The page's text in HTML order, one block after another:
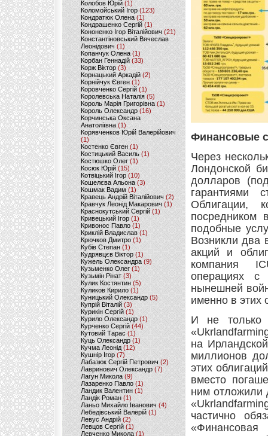
Колобов Юрій (1)
Коломойський Ігор (123)
Кондратюк Олена(1)
Кондрашенко Сергій (1)
Кононенко Ігор Віталійович (21)
Константіновський Вячеслав
Леонідович (1)
Копанчук Олена (1)
Корбан Геннадій (33)
Корж Віктор (3)
Корнацький Аркадій (2)
Корнійчук Євген (1)
Коровченко Сергій (1)
Королевська Наталія(5)
Король Марія Григорівна (1)
Король Олександр (16)
Корчинська Оксана
Анатоліївна (1)
Корявченков Юрій Валерійович
(1)
Костенко Євген (1)
Костицький Василь (1)
Костюшко Олег (1)
Косюк Юрій (15)
Котвіцький Ігор (10)
Кошелєва Альона(3)
Кошмак Вадим (1)
Кравець Андрій Віталійович (2)
Кравчук Леонід Макарович (1)
Краснокутський Сергій (1)
Кривецький Ігор (1)
Кривонос Павло (1)
Криклій Владислав (1)
Крючков Дмитро(1)
Кубів Степан(1)
Кудрявцєв Віктор (1)
Кужель Олександра (9)
Кузьменко Олег (1)
Кузьмін Рінат(3)
Кулик Костянтин(5)
Куликов Кирило (1)
Куницький Олександр (5)
Купрій Віталій (3)
Курикін Сергій(1)
Курило Олександр (1)
Курченко Сергій (44)
Кутовий Тарас (1)
Куць Олександр (1)
Кучма Леонід (12)
Кушнір Ігор(7)
Лабазюк Сергій Петрович (2)
Лавринович Олександр(7)
Лагун Микола(9)
Лазаренко Павло (1)
Ландик Валентин (1)
Ландік Роман (1)
Ланьо Михайло Іванович(4)
Лебедівський Валерій(1)
Левус Андрій(2)
Левцов Сергій (1)
Левченко Микола (1)
Финансовые
Через
Лондонской
долларов
гарантиями
Облигации,
посредником
подобные
Возникли два
акций и
компания
операциях с
нынешней
именно в этих
И не только
на
миллионов
этих
вместо
ним отложили
частично